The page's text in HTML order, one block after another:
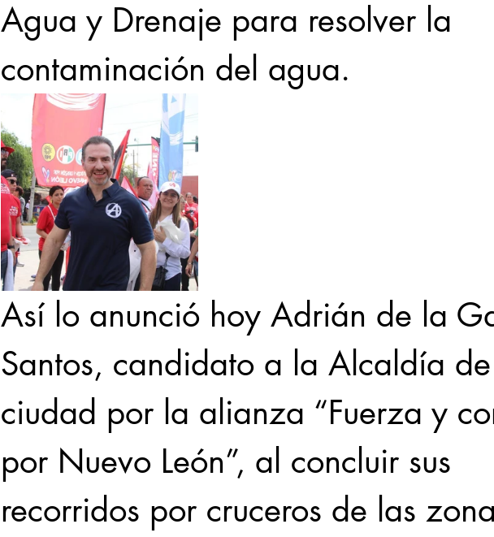
Agua y Drenaje para resolver la
contaminación del agua.
Así lo anunció hoy Adrián de la
Santos, candidato a la Alcaldía
ciudad por la alianza “Fuerza y
por Nuevo León”, al concluir sus
recorridos por cruceros de las